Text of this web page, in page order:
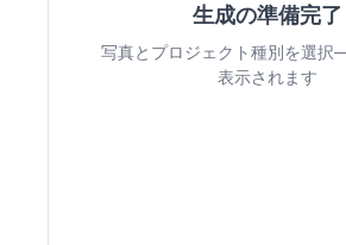
生成の準備完了
写真とプロジェクト種別を選択
表示されます